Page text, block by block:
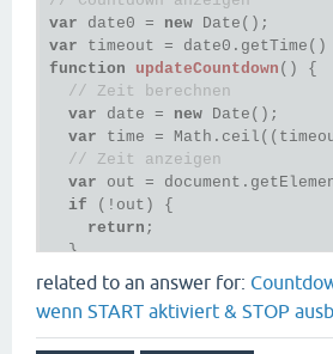
    buttonStart.disabled =
    buttonStop.disabled =
true
  }
function onStop (audioURL) {
var recordedBlob =
// Transfer the data
var options = {
        mimeType:
"audio/ogg"
        audioBitsPerSecond:
var date0 = new
var timeout = date0.getTime()
function
updateCountdown ()
{
// Zeit berechnen
var date = new Date();
var time =
// Zeit anzeigen
var out =
if (!out) {
return ;
  }
while
(out.lastChild) {
  }
var minutes =
related to an answer for:
wenn START aktiviert & STOP